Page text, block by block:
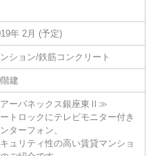
年 2月 (予定)
ション/鉄筋コンクリート
建
ーバネックス銀座東Ⅱ≫
トロックにテレビモニター付き
ターフォン、
ュリティ性の高い賃貸マンショ